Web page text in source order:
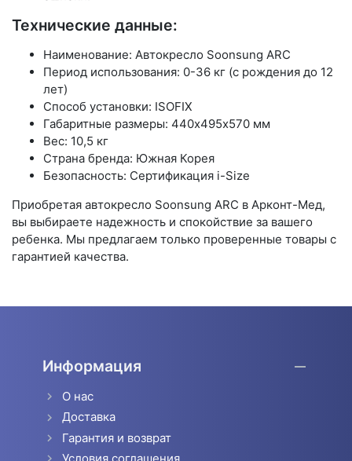
Технические данные:
Наименование: Автокресло Soonsung ARC
Период использования: 0-36 кг (с рождения до 12
лет)
Способ установки: ISOFIX
Габаритные размеры: 440х495х570 мм
Вес: 10,5 кг
Страна бренда: Южная Корея
Безопасность: Сертификация i-Size
Приобретая автокресло Soonsung ARC в Арконт-Мед,
вы выбираете надежность и спокойствие за вашего
ребенка. Мы предлагаем только проверенные товары с
гарантией качества.
Информация
О нас
Доставка
Гарантия и возврат